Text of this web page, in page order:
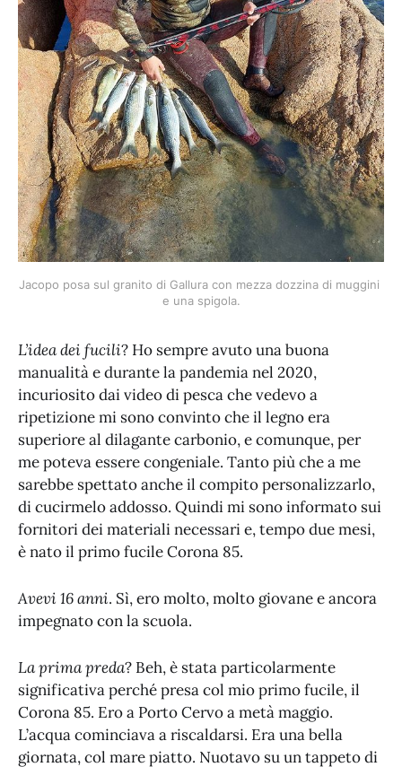
Jacopo posa sul granito di Gallura con mezza dozzina di muggini
e una spigola.
L’idea dei fucili? Ho sempre avuto una buona
manualità e durante la pandemia nel 2020,
incuriosito dai video di pesca che vedevo a
ripetizione mi sono convinto che il legno era
superiore al dilagante carbonio, e comunque, per
me poteva essere congeniale. Tanto più che a me
sarebbe spettato anche il compito personalizzarlo,
di cucirmelo addosso. Quindi mi sono informato sui
fornitori dei materiali necessari e, tempo due mesi,
è nato il primo fucile Corona 85.
Avevi 16 anni. Sì, ero molto, molto giovane e ancora
impegnato con la scuola.
La prima preda? Beh, è stata particolarmente
significativa perché presa col mio primo fucile, il
Corona 85. Ero a Porto Cervo a metà maggio.
L’acqua cominciava a riscaldarsi. Era una bella
giornata, col mare piatto. Nuotavo su un tappeto di